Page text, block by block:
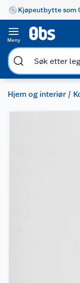
Kjøpeutbytte som
Meny
Hjem og interiør